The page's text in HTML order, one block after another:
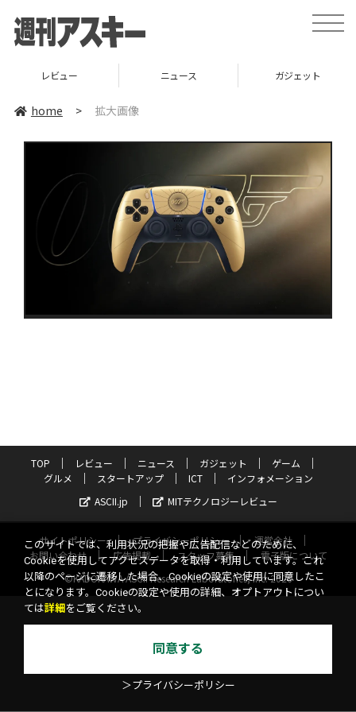
toggle
レビュー ニュース ガジェット
home > 拡大画像
TOP レビュー ニュース ガジェット
ゲーム
グルメ
スタートアップ ICT
インフォメーション
ASCII.jp
MITテクノロジーレビュー
サイトポリシー プライバシーポリシー
運営会社
お問い合わせ
広告掲載 スタッフ募集
電子版について
©KADOKAWA ASCII Research Laboratories, Inc. 2026
このサイトでは、利用状況の把握や広告配信などのために、
Cookieを使用してアクセスデータを取得・利用しています。これ
以降のページに遷移した場合、Cookieの設定や使用に同意したこ
とになります。Cookieの設定や使用の詳細、オプトアウトについ
ては詳細 をご覧ください。
同意する
＞プライバシーポリシー